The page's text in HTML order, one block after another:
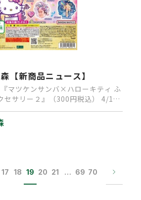
【新商品ニュース】
『マツケンサンバ×ハローキティ ふ
セサリー２』（300円税込） 4/14
17 18 19 20 21 … 69 70